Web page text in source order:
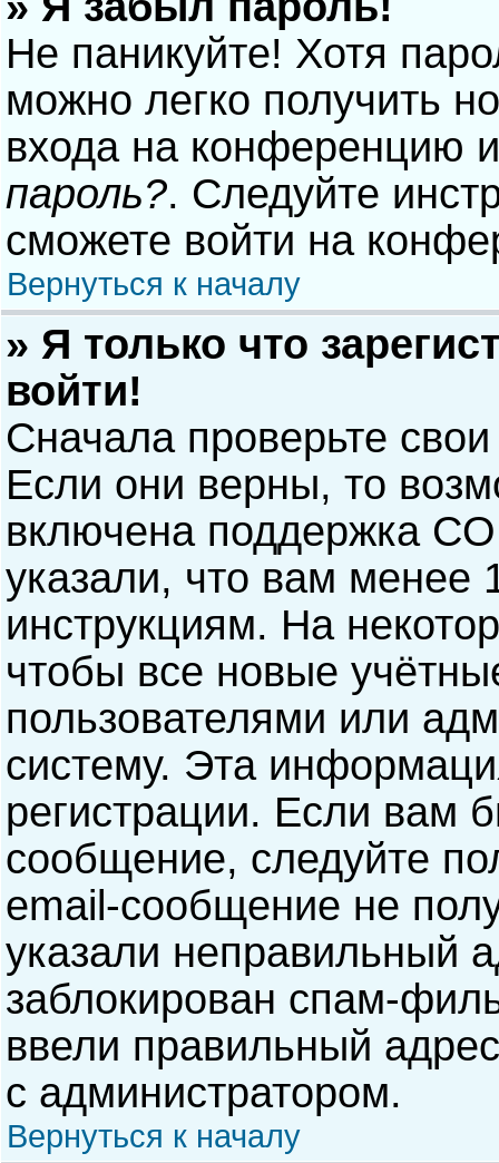
Не паникуйте! Хотя
можно легко получить
входа на конференцию
пароль?. Следуйте
сможете войти на
Вернуться к началу
» Я только что
войти!
Сначала проверьте
Если они верны, то
включена поддержка
указали, что вам менее
инструкциям. На
чтобы все новые
пользователями или
систему. Эта
регистрации. Если вам
сообщение, следуйте
email-сообщение не
указали неправильный
заблокирован спам-
ввели правильный
с администратором.
Вернуться к началу